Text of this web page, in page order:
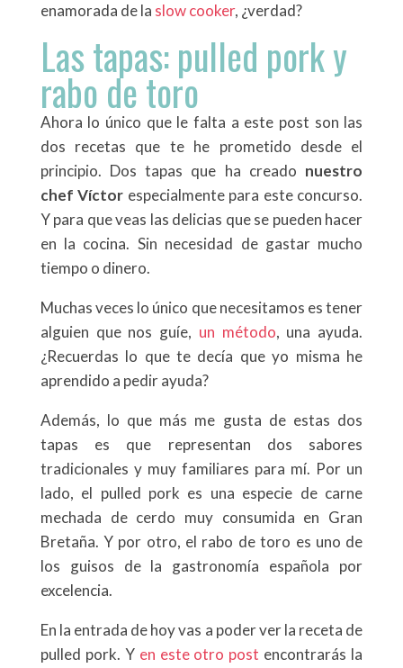
enamorada de la slow cooker, ¿verdad?
Las tapas: pulled pork y
rabo de toro
Ahora lo único que le falta a este post son las
dos recetas que te he prometido desde el
principio. Dos tapas que ha creado nuestro
chef Víctor especialmente para este concurso.
Y para que veas las delicias que se pueden hacer
en la cocina. Sin necesidad de gastar mucho
tiempo o dinero.
Muchas veces lo único que necesitamos es tener
alguien que nos guíe, un método, una ayuda.
¿Recuerdas lo que te decía que yo misma he
aprendido a pedir ayuda?
Además, lo que más me gusta de estas dos
tapas es que representan dos sabores
tradicionales y muy familiares para mí. Por un
lado, el pulled pork es una especie de carne
mechada de cerdo muy consumida en Gran
Bretaña. Y por otro, el rabo de toro es uno de
los guisos de la gastronomía española por
excelencia.
En la entrada de hoy vas a poder ver la receta de
pulled pork. Y en este otro post encontrarás la